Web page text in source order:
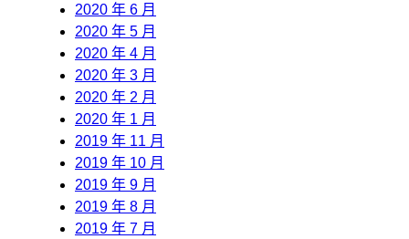
2020 年 6 月
2020 年 5 月
2020 年 4 月
2020 年 3 月
2020 年 2 月
2020 年 1 月
2019 年 11 月
2019 年 10 月
2019 年 9 月
2019 年 8 月
2019 年 7 月